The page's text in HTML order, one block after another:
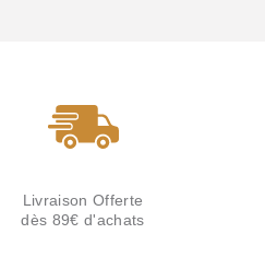
Livraison Offerte
dès 89€ d'achats